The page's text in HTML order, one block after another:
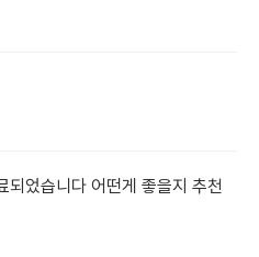
었습니다 어떤게 좋을지 추천